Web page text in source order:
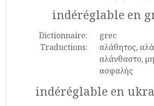
indéréglable en
Dictionnaire:
grec
Traductions:
αλάθητος,
αλάνθαστο,
ασφαλής
indéréglable en